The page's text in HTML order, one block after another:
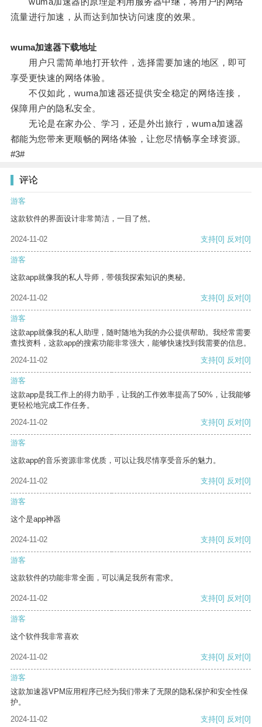
流量进行加速，从而达到加快访问速度的效果。
wuma加速器下载地址
用户只需简单地打开软件，选择需要加速的地区，即可
享受更快速的网络体验。
不仅如此，wuma加速器还提供安全稳定的网络连接，
保障用户的隐私安全。
无论是在家办公、学习，还是外出旅行，wuma加速器
都能为您带来更顺畅的网络体验，让您尽情畅享全球资源。
#3#
评论
游客
这款软件的界面设计非常简洁，一目了然。
2024-11-02 支持[0] 反对[0]
游客
这款app就像我的私人导师，带领我探索知识的奥秘。
2024-11-02 支持[0] 反对[0]
游客
这款app就像我的私人助理，随时随地为我的办公提供帮助。我经常需要
查找资料，这款app的搜索功能非常强大，能够快速找到我需要的信息。
2024-11-02
支持[0] 反对[0]
游客
这款app是我工作上的得力助手，让我的工作效率提高了50%，让我能够
更轻松地完成工作任务。
2024-11-02
支持[0] 反对[0]
游客
这款app的音乐资源非常优质，可以让我尽情享受音乐的魅力。
2024-11-02 支持[0] 反对[0]
游客
这个是app神器
2024-11-02 支持[0] 反对[0]
游客
这款软件的功能非常全面，可以满足我所有需求。
2024-11-02 支持[0] 反对[0]
游客
这个软件我非常喜欢
2024-11-02 支持[0] 反对[0]
游客
这款加速器VPM应用程序已经为我们带来了无限的隐私保护和安全性保
护。
2024-11-02
支持[0] 反对[0]